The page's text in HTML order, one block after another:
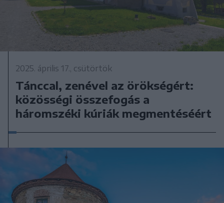
2025. április 17., csütörtök
Tánccal, zenével az örökségért:
közösségi összefogás a
háromszéki kúriák megmentéséért